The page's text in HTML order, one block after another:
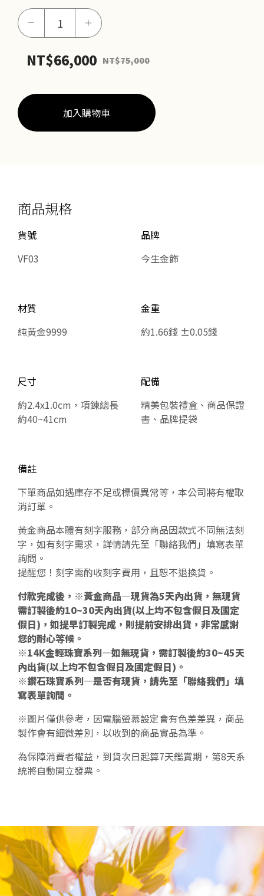
－
心
鍊
＋
NT$66,000 NT$75,000
加入購物車
商品規格
貨號
VF03
品牌
今生金飾
材質
純黃金9999
金重
約1.66錢 ±0.05錢
尺寸
約2.4x1.0cm，項鍊總長
約40~41cm
配備
精美包裝禮盒、商品保證
書、品牌提袋
備註
下單商品如遇庫存不足或標價異常等，本公司將有權取
消訂單。
黃金商品本體有刻字服務，部分商品因款式不同無法刻
字，如有刻字需求，詳情請先至「聯絡我們」填寫表單
詢問。
提醒您！刻字需酌收刻字費用，且恕不退換貨。
付款完成後，※黃金商品—現貨為5天內出貨，無現貨
需訂製後約10~30天內出貨(以上均不包含假日及國定
假日)，如提早訂製完成，則提前安排出貨，非常感謝
您的耐心等候。
※14K金輕珠寶系列—如無現貨，需訂製後約30~45天
內出貨(以上均不包含假日及國定假日)。
※鑽石珠寶系列—是否有現貨，請先至「聯絡我們」填
寫表單詢問。
※圖片僅供參考，因電腦螢幕設定會有色差差異，商品
製作會有細微差別，以收到的商品實品為準。
為保障消費者權益，到貨次日起算7天鑑賞期，第8天系
統將自動開立發票。